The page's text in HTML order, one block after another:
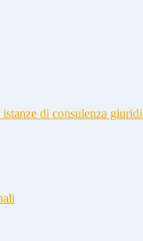
di consulenza